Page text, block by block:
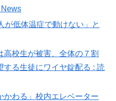
低体温症で動けない」と
高校生が被害、全体の７割
る生徒にワイヤ錠配る : 読
かわる」校内エレベーター